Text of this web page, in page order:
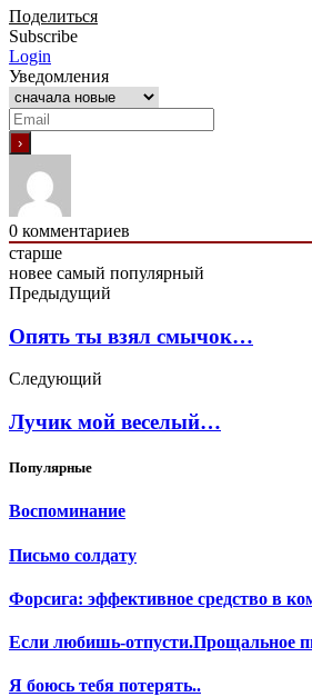
Поделиться
Subscribe
Login
Уведомления
0 комментариев
старше
новее самый популярный
Предыдущий
Опять ты взял смычок…
Следующий
Лучик мой веселый…
Популярные
Воспоминание
Письмо солдату
Форсига: эффективное средство в
Если любишь-отпусти.Прощальное
Я боюсь тебя потерять..